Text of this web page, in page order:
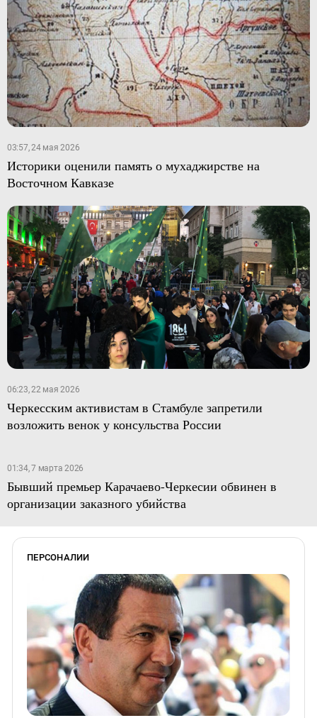
03:57, 24 мая 2026
Историки оценили память о мухаджирстве на
Восточном Кавказе
06:23, 22 мая 2026
Черкесским активистам в Стамбуле запретили
возложить венок у консульства России
01:34, 7 марта 2026
Бывший премьер Карачаево-Черкесии обвинен в
организации заказного убийства
ПЕРСОНАЛИИ